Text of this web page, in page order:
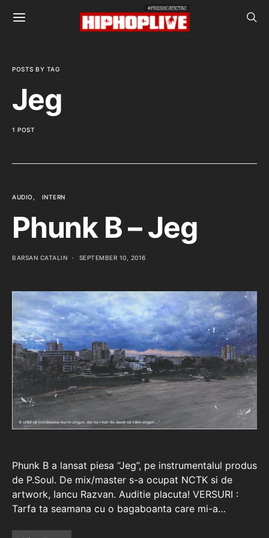
POSTS BY TAG
Jeg
1 POST
AUDIO INTERN
Phunk B – Jeg
BARSAN CATALIN SEPTEMBER 10, 2016
Phunk B a lansat piesa “Jeg”, pe instrumentalul produs
de P.Soul. De mix/master s-a ocupat NCTK si de
artwork, Iancu Razvan. Auditie placuta! VERSURI :
Tarfa ta seamana cu o bagaboanta care mi-a…